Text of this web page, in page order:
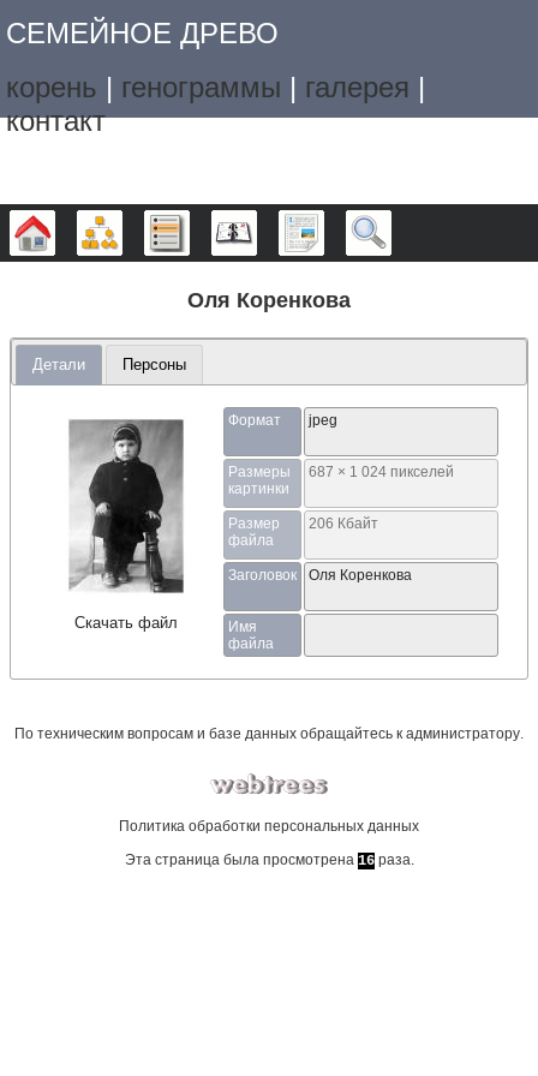
СЕМЕЙНОЕ ДРЕВО
корень | генограммы | галерея |
контакт
Дерево Графики Списки Календарь Отчёты
Оля Коренкова
Детали Персоны
Скачать файл
Формат jpeg
Размеры
картинки
687 × 1 024 пикселей
Размер
файла
206 Кбайт
Заголовок Оля Коренкова
Имя
файла
По техническим вопросам и базе данных обращайтесь к администратору.
Политика обработки персональных данных
Эта страница была просмотрена 16раза.